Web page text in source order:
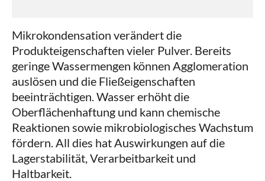
Mikrokondensation verändert die
Produkteigenschaften vieler Pulver. Bereits
geringe Wassermengen können Agglomeration
auslösen und die Fließeigenschaften
beeinträchtigen. Wasser erhöht die
Oberflächenhaftung und kann chemische
Reaktionen sowie mikrobiologisches Wachstum
fördern. All dies hat Auswirkungen auf die
Lagerstabilität, Verarbeitbarkeit und
Haltbarkeit.